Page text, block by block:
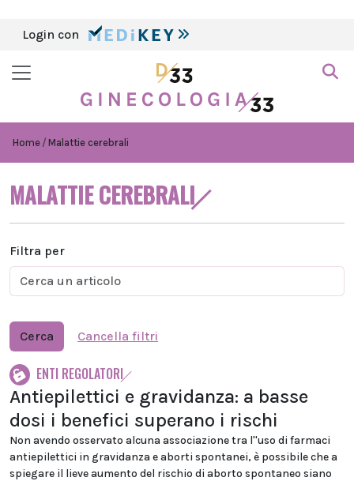
Login con
Home Malattie cerebrali
MALATTIE CEREBRALI
Filtra per
Cerca Cancella filtri
ENTI REGOLATORI
Antiepilettici e gravidanza: a basse
dosi i benefici superano i rischi
Non avendo osservato alcuna associazione tra l''uso di farmaci
antiepilettici in gravidanza e aborti spontanei, è possibile che a
spiegare il lieve aumento del rischio di aborto spontaneo siano